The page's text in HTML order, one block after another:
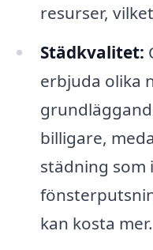
resurser,
Städkvalitet:
erbjuda olika
billigare,
städning som
kan kosta mer.